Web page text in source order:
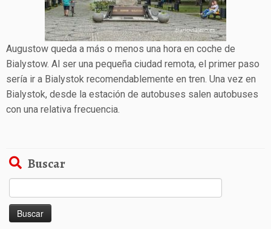
Augustow queda a más o menos una hora en coche de
Bialystow. Al ser una pequeña ciudad remota, el primer paso
sería ir a Bialystok recomendablemente en tren. Una vez en
Bialystok, desde la estación de autobuses salen autobuses
con una relativa frecuencia.
Buscar